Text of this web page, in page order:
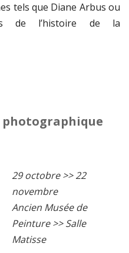
tels que Diane Arbus ou
de l’histoire de la
photographique
29 octobre >> 22
novembre
Ancien Musée de
Peinture >> Salle
Matisse